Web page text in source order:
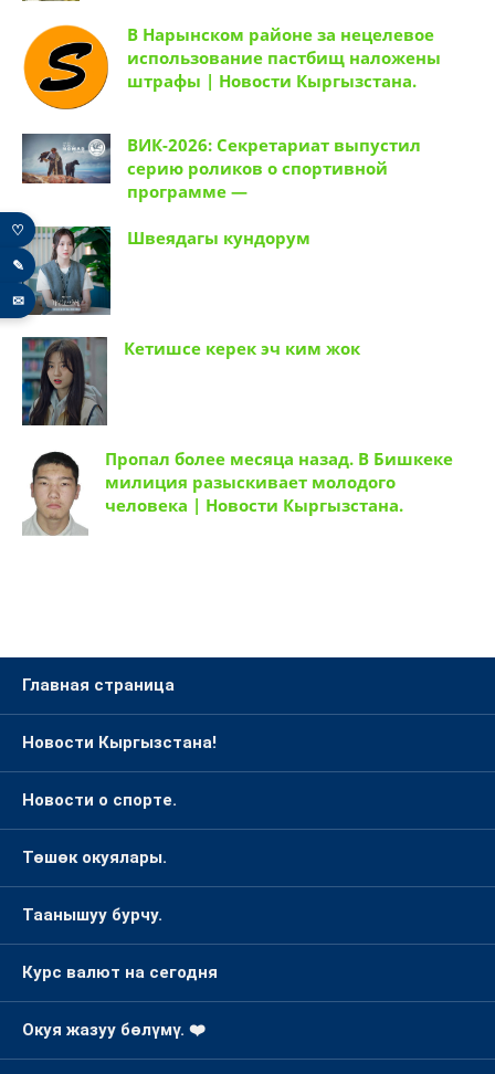
В Нарынском районе за нецелевое
использование пастбищ наложены
штрафы | Новости Кыргызстана.
ВИК-2026: Секретариат выпустил
серию роликов о спортивной
программе —
Швеядагы кундорум
Кетишсе керек эч ким жок
Пропал более месяца назад. В Бишкеке
милиция разыскивает молодого
человека | Новости Кыргызстана.
Главная страница
Новости Кыргызстана!
Новости о спорте.
Төшөк окуялары.
Таанышуу бурчу.
Курс валют на сегодня
Окуя жазуу бөлүмү. ❤️
♡
✎
✉